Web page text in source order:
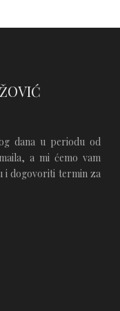
dana u periodu od
a mi ćemo vam
i dogovoriti termin za